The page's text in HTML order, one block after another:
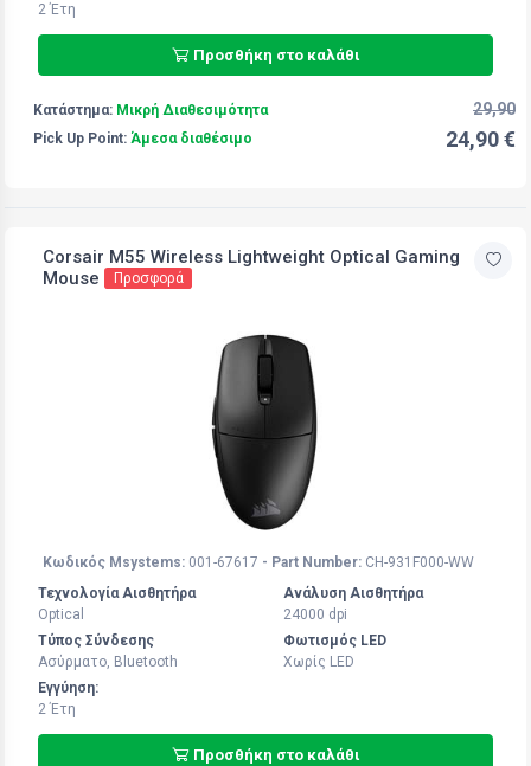
2 Έτη
Προσθήκη στο καλάθι
Κατάστημα: Μικρή Διαθεσιμότητα
Pick Up Point: Άμεσα διαθέσιμο
29,90
24,90 €
Corsair M55 Wireless Lightweight Optical Gaming
Mouse
Προσφορά
Κωδικός Msystems: 001-67617 - Part Number: CH-931F000-WW
Τεχνολογία Αισθητήρα
Optical
Ανάλυση Αισθητήρα
24000 dpi
Τύπος Σύνδεσης
Ασύρματο, Bluetooth
Φωτισμός LED
Χωρίς LED
Εγγύηση:
2 Έτη
Προσθήκη στο καλάθι